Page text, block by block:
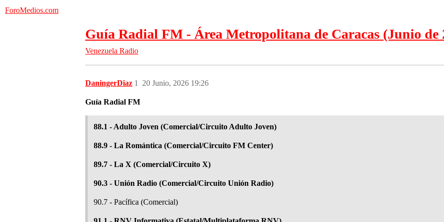
ForoMedios.com
Guía Radial FM - Área Metropolitana de Caracas (Junio de
Venezuela Radio
DaningerDiaz 20 Junio, 2026 19:26
1
Guía Radial FM
88.1 - Adulto Joven (Comercial/Circuito Adulto Joven)
88.9 - La Romántica (Comercial/Circuito FM Center)
89.7 - La X (Comercial/Circuito X)
90.3 - Unión Radio (Comercial/Circuito Unión Radio)
90.7 - Pacífica (Comercial)